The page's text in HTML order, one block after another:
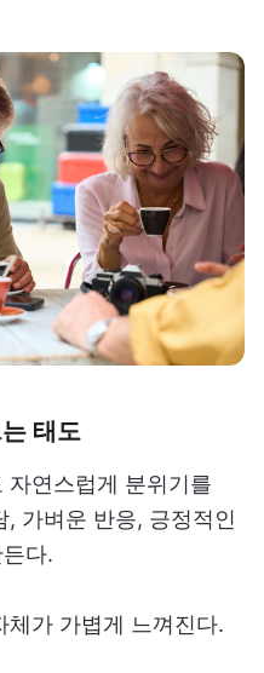
태도
자연스럽게 분위기를
가벼운 반응, 긍정적인
다.
체가 가볍게 느껴진다.